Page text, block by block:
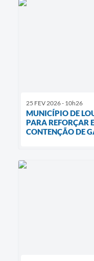
25 FEV 2026 - 10h26
MUNICÍPIO DE
PARA REFORÇAR
CONTENÇÃO DE